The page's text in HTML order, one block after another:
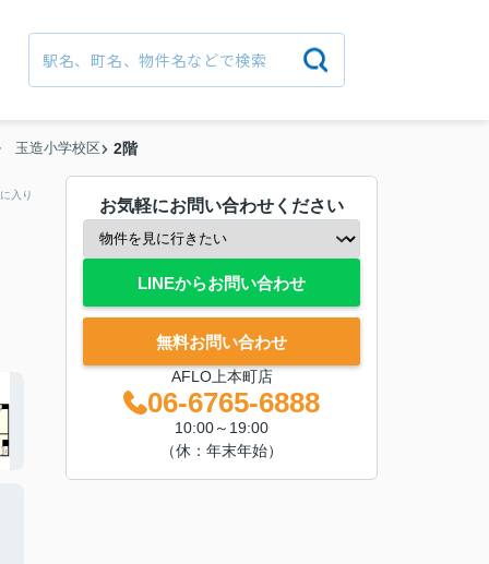
玉造小学校区 2階
入り
お気軽にお問い合わせください
LINEからお問い合わせ
無料お問い合わせ
AFLO上本町店
06-6765-6888
10:00～19:00
（休：年末年始）